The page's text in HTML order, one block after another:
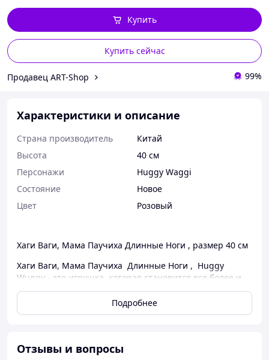
Купить сейчас
Купить
Продавец ART-Shop 99%
Характеристики и описание
Страна производитель
Китай
Высота
40 см
Персонажи
Huggy Waggi
Состояние
Новое
Цвет
Розовый
Хаги Ваги, Мама Паучиха Длинные Ноги , размер 40 см
Хаги Ваги, Мама Паучиха Длинные Ноги , Huggy
Wuggy - это игрушка, которая становится все более и
более популярной с каждым днем.
Можно путешествовать с ней или играть дома. Дети
Игрушка пошита из приятного микроплюша розовых
Подробнее
Отзывы и вопросы